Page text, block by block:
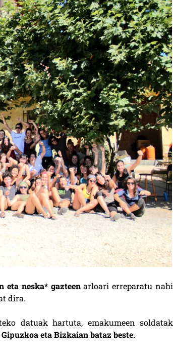
eta neska* gazteenarloari erreparatu nahi
dira.
datuak hartuta, emakumeen soldatak
Gipuzkoa eta Bizkaian bataz beste.